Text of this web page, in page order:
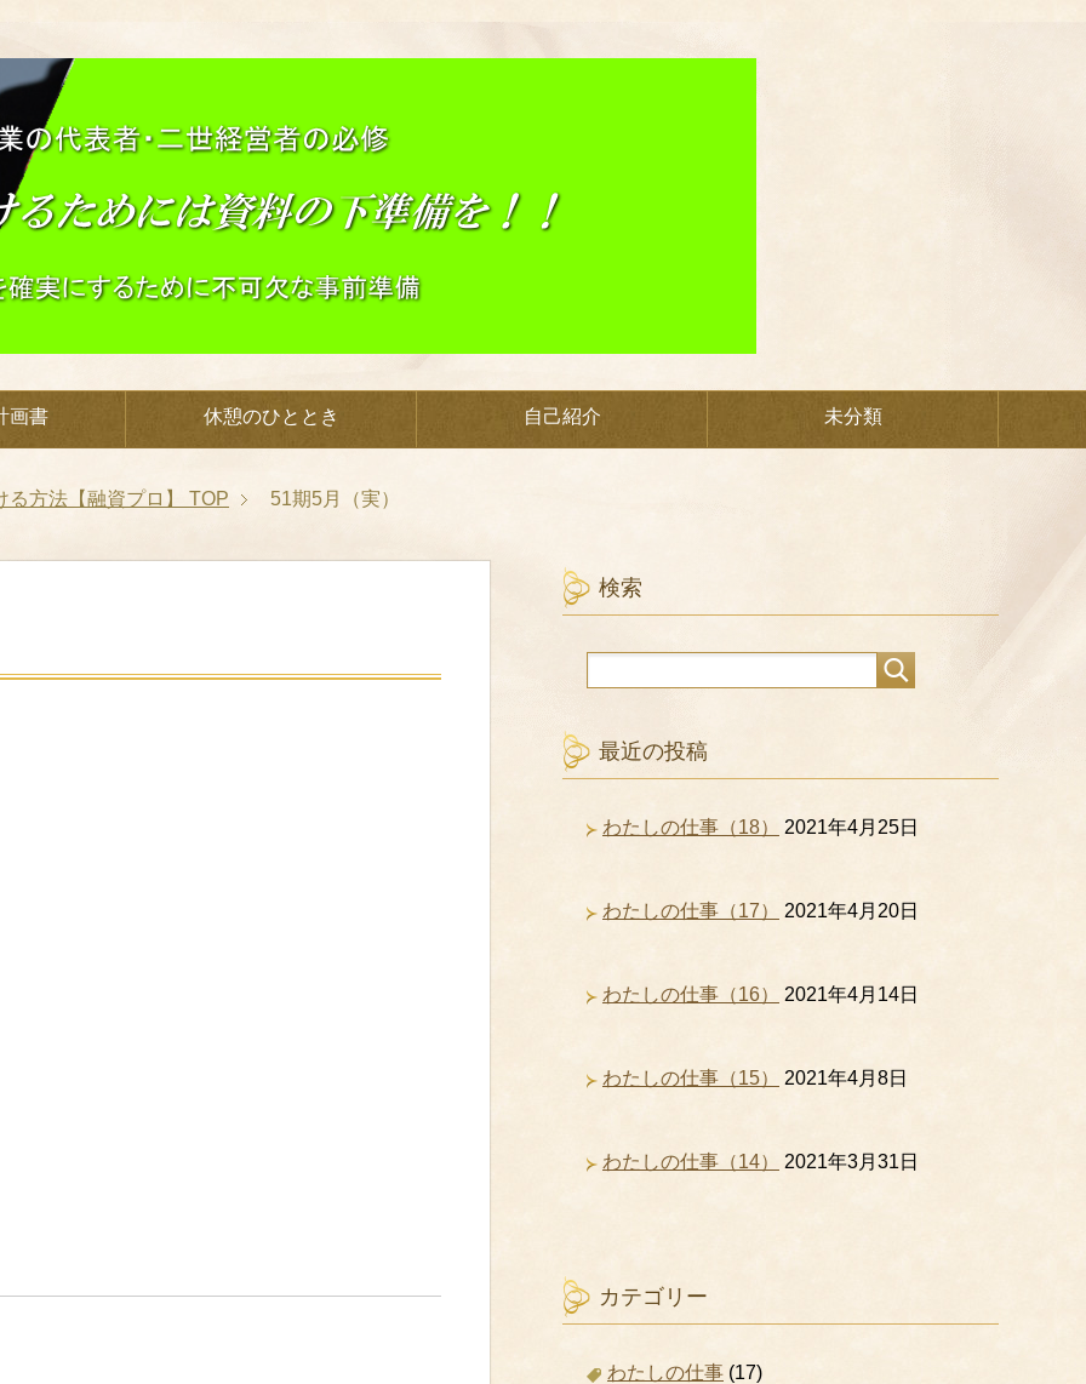
画書 休憩のひととき 自己紹介 未分類
方法【融資プロ】 TOP 51期5月（実）
検索
最近の投稿
わたしの仕事（18） 2021年4月25日
わたしの仕事（17） 2021年4月20日
わたしの仕事（16） 2021年4月14日
わたしの仕事（15） 2021年4月8日
わたしの仕事（14） 2021年3月31日
カテゴリー
わたしの仕事 (17)